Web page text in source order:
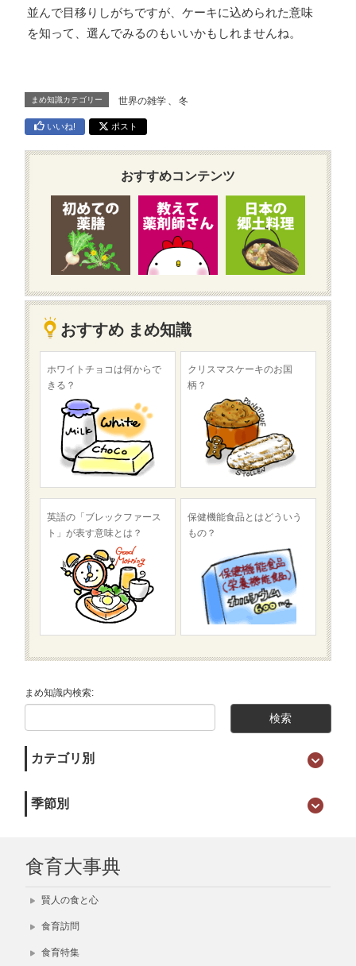
並んで目移りしがちですが、ケーキに込められた意味
を知って、選んでみるのもいいかもしれませんね。
まめ知識カテゴリー 世界の雑学 、 冬
いいね! ポスト
おすすめコンテンツ
おすすめ まめ知識
ホワイトチョコは何からで
きる？
クリスマスケーキのお国
柄？
英語の「ブレックファース
ト」が表す意味とは？
保健機能食品とはどういう
もの？
まめ知識内検索:
カテゴリ別
季節別
食育大事典
賢人の食と心
食育訪問
食育特集